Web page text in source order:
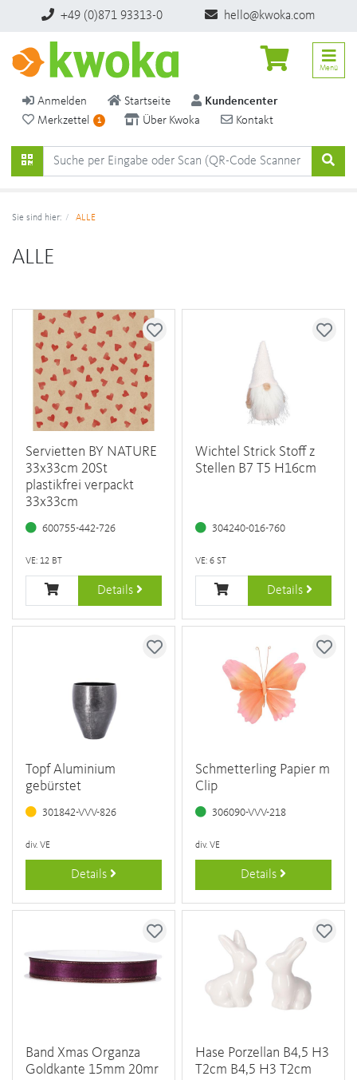
+49 (0)871 93313-0 hello@kwoka.com
Anmelden Startseite
Kundencenter
Merkzettel
1 Über Kwoka Kontakt
Menü
Sie sind hier: ALLE
ALLE
Servietten BY NATURE
33x33cm 20St
plastikfrei verpackt
33x33cm
600755-442-726
VE: 12 BT
Details
Wichtel Strick Stoff z
Stellen B7 T5 H16cm
304240-016-760
VE: 6 ST
Details
Topf Aluminium
gebürstet
301842-VVV-826
div. VE
Details
Schmetterling Papier m
Clip
306090-VVV-218
div. VE
Details
Band Xmas Organza
Goldkante 15mm 20mr
Hase Porzellan B4,5 H3
T2cm B4,5 H3 T2cm